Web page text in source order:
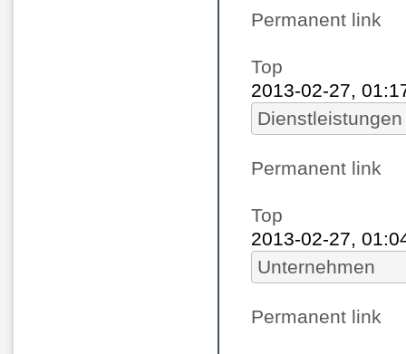
Permanent link
Top
2013-02-27,
Dienstleistungen
Permanent link
Top
2013-02-27,
Unternehmen
Permanent link